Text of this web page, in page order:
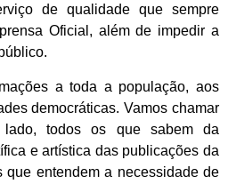
de qualidade que sempre
Oficial, além de impedir a
a toda a população, aos
democráticas. Vamos chamar
todos os que sabem da
e artística das publicações da
que entendem a necessidade de